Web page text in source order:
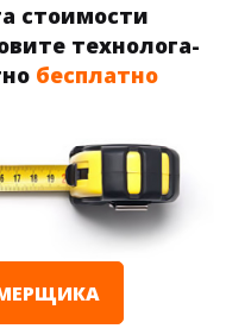
стоимости
технолога-
бесплатно